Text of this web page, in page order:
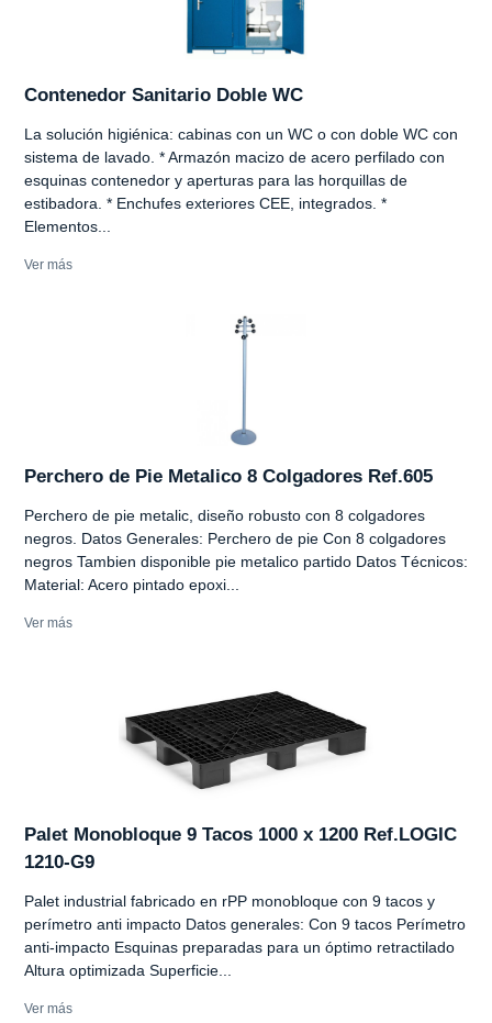
Contenedor Sanitario Doble WC
La solución higiénica: cabinas con un WC o con doble WC con
sistema de lavado. * Armazón macizo de acero perfilado con
esquinas contenedor y aperturas para las horquillas de
estibadora. * Enchufes exteriores CEE, integrados. *
Elementos...
Ver más
Perchero de Pie Metalico 8 Colgadores Ref.605
Perchero de pie metalic, diseño robusto con 8 colgadores
negros. Datos Generales: Perchero de pie Con 8 colgadores
negros Tambien disponible pie metalico partido Datos Técnicos:
Material: Acero pintado epoxi...
Ver más
Palet Monobloque 9 Tacos 1000 x 1200 Ref.LOGIC
1210-G9
Palet industrial fabricado en rPP monobloque con 9 tacos y
perímetro anti impacto Datos generales: Con 9 tacos Perímetro
anti-impacto Esquinas preparadas para un óptimo retractilado
Altura optimizada Superficie...
Ver más